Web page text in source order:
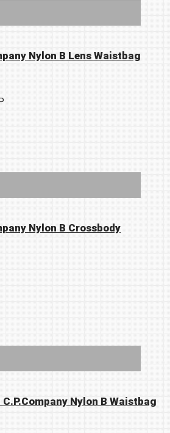
Nylon B Lens Waistbag
Nylon B Crossbody
Nylon B Waistbag